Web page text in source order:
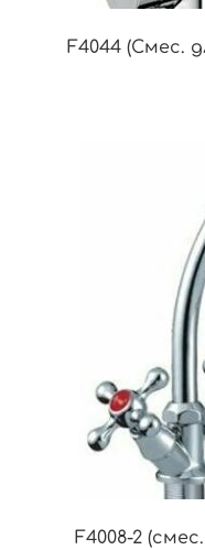
F4044 (Смес.
F4008-2